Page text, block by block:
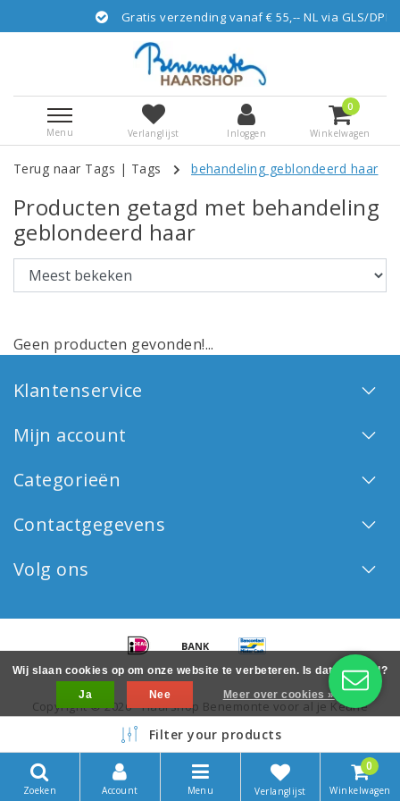
Gratis verzending vanaf € 55,-- NL via GLS/DPD
Menu Verlanglijst Inloggen
0
Winkelwagen
Terug naar Tags | Tags behandeling geblondeerd haar
Producten getagd met behandeling
geblondeerd haar
Geen producten gevonden!...
Klantenservice
Mijn account
Categorieën
Contactgegevens
Volg ons
Copyright © 2026 - Haarshop Benemonte voor al je Keune
haarproducten - All rights reserved - Realization
Filter your products
Zoeken Account Menu Verlanglijst
0
Winkelwagen
Wij slaan cookies op om onze website te verbeteren. Is dat akkoord?
Ja
Nee Meer over cookies »